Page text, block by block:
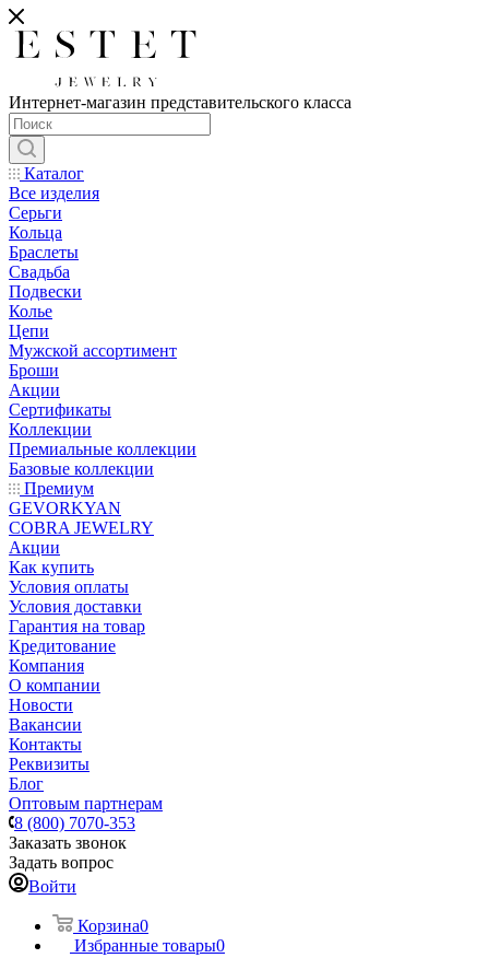
Интернет-магазин представительского класса
Каталог
Все изделия
Серьги
Кольца
Браслеты
Свадьба
Подвески
Колье
Цепи
Мужской ассортимент
Броши
Акции
Сертификаты
Коллекции
Премиальные коллекции
Базовые коллекции
Премиум
GEVORKYAN
COBRA JEWELRY
Акции
Как купить
Условия оплаты
Условия доставки
Гарантия на товар
Кредитование
Компания
О компании
Новости
Вакансии
Контакты
Реквизиты
Блог
Оптовым партнерам
8 (800) 7070-353
Заказать звонок
Задать вопрос
Войти
Корзина0
Избранные товары0